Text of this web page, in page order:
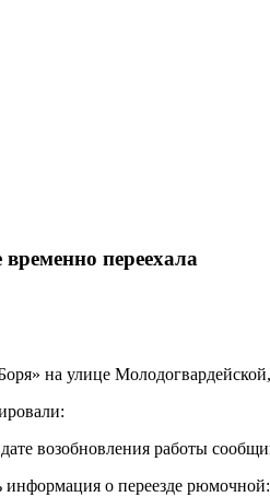
переехала
на улице
возобновления работы
информация о переезде рюмочной: